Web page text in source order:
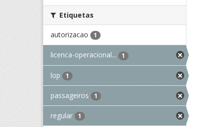
Etiquetas
autorizacao 1
licenca-operacional... 1
lop 1
passageiros 1
regular 1